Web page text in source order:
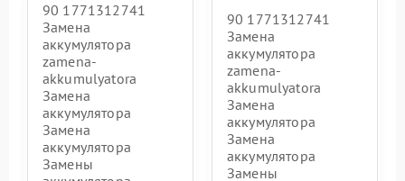
90 1771312741
Замена
аккумулятора
zamena-
akkumulyatora
Замена
аккумулятора
Замена
аккумулятора
Замены
90 1771312741
Замена
аккумулятора
zamena-
akkumulyatora
Замена
аккумулятора
Замена
аккумулятора
Замены